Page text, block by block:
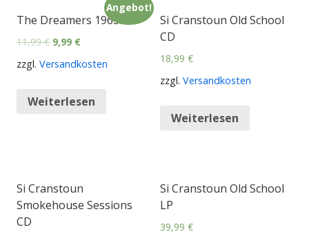
Angebot!
The Dreamers 1963 CD
11,99€ 9,99 €
zzgl. Versandkosten
Weiterlesen
Si Cranstoun Old School
CD
18,99 €
zzgl. Versandkosten
Weiterlesen
Si Cranstoun
Smokehouse Sessions
CD
Si Cranstoun Old School
LP
39,99 €